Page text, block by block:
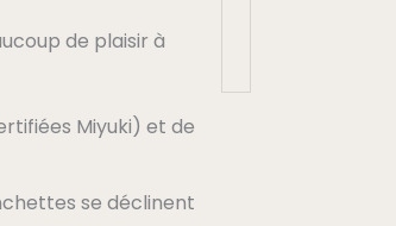
de plaisir à
Miyuki) et de
se déclinent